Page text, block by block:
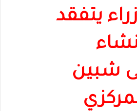
يتفقد
شبين